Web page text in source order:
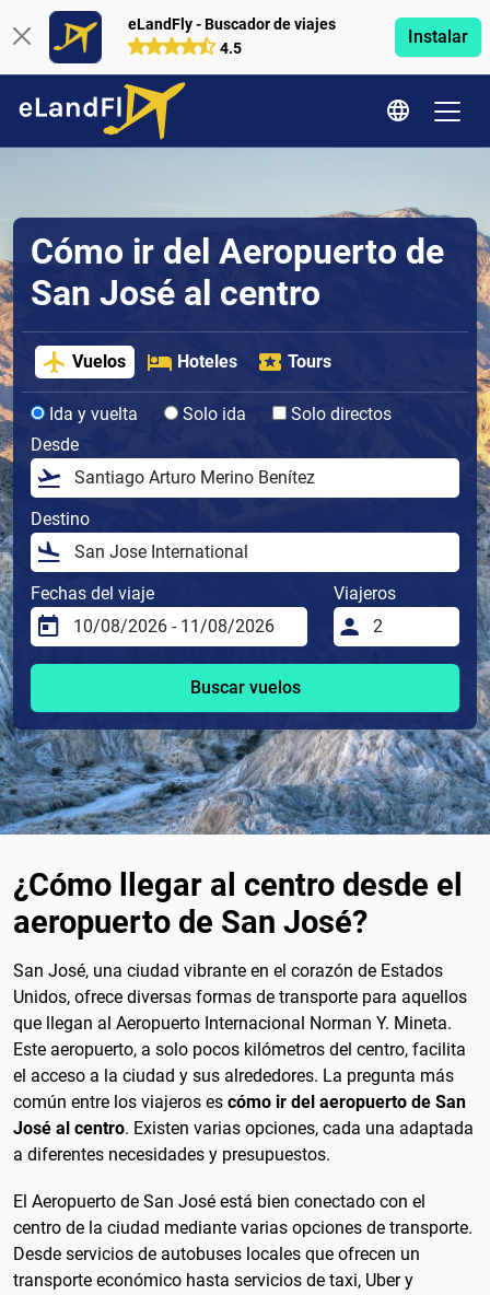
eLandFly - Buscador de viajes
4.5
Instalar
Cómo ir del Aeropuerto de
San José al centro
Vuelos Hoteles Tours
Ida y vuelta Solo ida
Solo directos
Desde
Destino
Fechas del viaje Viajeros
Buscar vuelos
¿Cómo llegar al centro desde el
aeropuerto de San José?
San José, una ciudad vibrante en el corazón de Estados
Unidos, ofrece diversas formas de transporte para aquellos
que llegan al Aeropuerto Internacional Norman Y. Mineta.
Este aeropuerto, a solo pocos kilómetros del centro, facilita
el acceso a la ciudad y sus alrededores. La pregunta más
común entre los viajeros es cómo ir del aeropuerto de San
José al centro. Existen varias opciones, cada una adaptada
a diferentes necesidades y presupuestos.
El Aeropuerto de San José está bien conectado con el
centro de la ciudad mediante varias opciones de transporte.
Desde servicios de autobuses locales que ofrecen un
transporte económico hasta servicios de taxi, Uber y